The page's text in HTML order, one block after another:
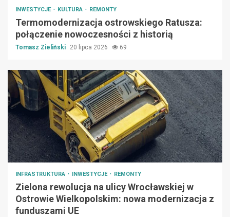
INWESTYCJE KULTURA REMONTY
Termomodernizacja ostrowskiego Ratusza:
połączenie nowoczesności z historią
Tomasz Zieliński 20 lipca 2026 69
INFRASTRUKTURA INWESTYCJE REMONTY
Zielona rewolucja na ulicy Wrocławskiej w
Ostrowie Wielkopolskim: nowa modernizacja z
funduszami UE